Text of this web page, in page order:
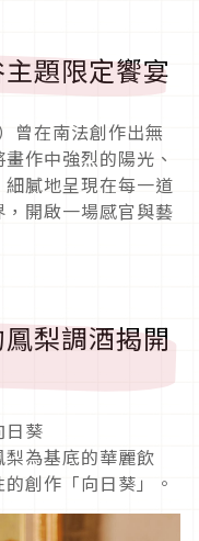
題限定饗宴
曾在南法創作出無
作中強烈的陽光、
膩地呈現在每一道
開啟一場感官與藝
梨調酒揭開
日葵
為基底的華麗飲
創作「向日葵」。